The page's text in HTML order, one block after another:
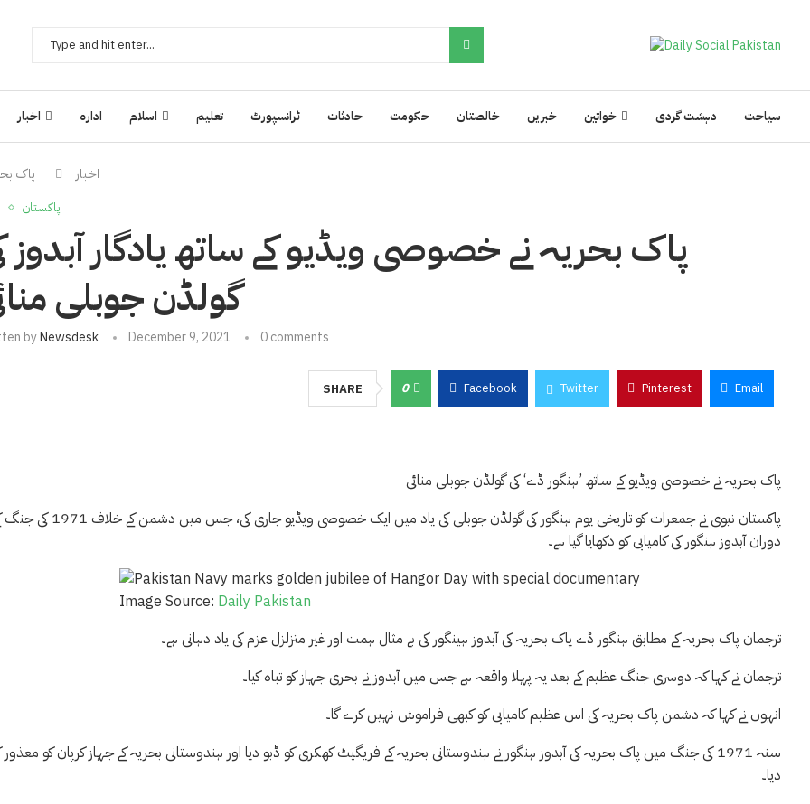
اخبار ادارہ اسلام تعلیم ٹرانسپورٹ حادثات حکومت خالصتان خبریں خواتین دہشت گردی سیاحت
اخبار پاک
پاکستان
پاک بحریہ نے خصوصی ویڈیو کے ساتھ یادگار آبدوز
گولڈن جوبلی
byNewsdesk December 9, 2021 0 comments
SHARE 0 Facebook Twitter Pinterest Email
پاک بحریہ نے خصوصی ویڈیو کے ساتھ ’ہنگور ڈے‘ کی گولڈن جوبلی منائی
پاکستان نیوی نے جمعرات کو تاریخی یوم ہنگور کی گولڈن جوبلی کی یاد میں ایک خصوصی ویڈیو جاری کی، جس میں
دوران آبدوز ہنگور کی کامیابی کو دکھایا گیا ہے۔
Image Source: Daily Pakistan
ترجمان پاک بحریہ کے مطابق ہنگور ڈے پاک بحریہ کی آبدوز ہینگور کی بے مثال ہمت اور غیر متزلزل عزم کی یاد دہانی ہے۔
ترجمان نے کہا کہ دوسری جنگ عظیم کے بعد یہ پہلا واقعہ ہے جس میں آبدوز نے بحری جہاز کو تباہ کیا۔
انہوں نے کہا کہ دشمن پاک بحریہ کی اس عظیم کامیابی کو کبھی فراموش نہیں کرے گا۔
سنہ 1971 کی جنگ میں پاک بحریہ کی آبدوز ہنگور نے ہندوستانی بحریہ کے فریگیٹ کھکری کو ڈبو دیا اور ہندوستانی بحریہ کے جہاز کرپان کو معذور
دیا۔